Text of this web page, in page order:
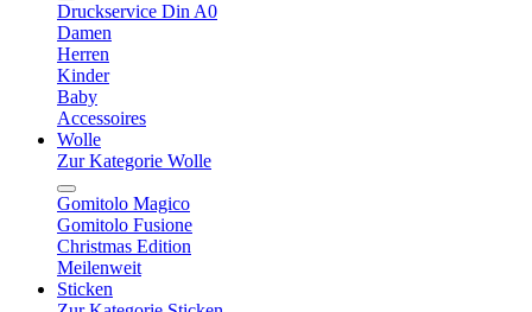
Druckservice Din A0
Damen
Herren
Kinder
Baby
Accessoires
Wolle
Zur Kategorie Wolle
Gomitolo Magico
Gomitolo Fusione
Christmas Edition
Meilenweit
Sticken